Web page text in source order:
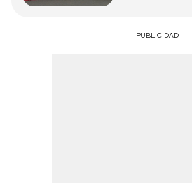
PUBLICIDAD